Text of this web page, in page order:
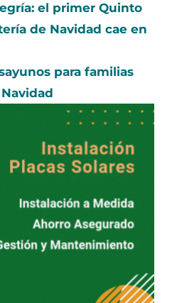
el primer Quinto
de Navidad cae en
para familias